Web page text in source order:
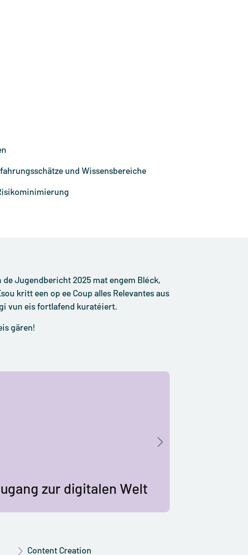
und Wissensbereiche
de Jugendbericht 2025 mat engem Bléck,
kritt een op ee Coup alles Relevantes aus
vun eis fortlafend kuratéiert.
gären!
zur digitalen Welt
Freizeit und freie Zeit
Freundschaft
& Wohlbefinden
Content Creation
Content Creation